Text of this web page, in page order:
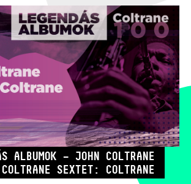
KAPCSOLAT
TELEFON
JEGYPÉNZTÁR
NYITVA TARTÁSA
ALBUMOK – JOHN COLTRANE
SEXTET: COLTRANE